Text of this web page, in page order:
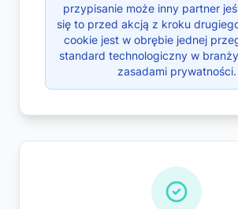
przypisanie może inny partner
się to przed akcją z kroku
cookie jest w obrębie jednej
standard technologiczny w
zasadami prywatności.